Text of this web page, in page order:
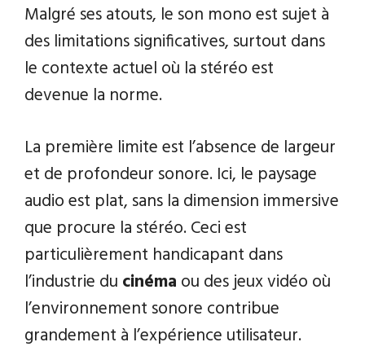
Malgré ses atouts, le son mono est sujet à
des limitations significatives, surtout dans
le contexte actuel où la stéréo est
devenue la norme.
La première limite est l’absence de largeur
et de profondeur sonore. Ici, le paysage
audio est plat, sans la dimension immersive
que procure la stéréo. Ceci est
particulièrement handicapant dans
l’industrie du cinéma ou des jeux vidéo où
l’environnement sonore contribue
grandement à l’expérience utilisateur.